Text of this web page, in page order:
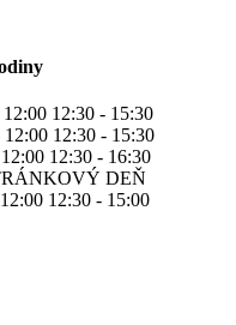
12:30 - 15:30
12:30 - 15:30
12:30 - 16:30
DEŇ
12:30 - 15:00